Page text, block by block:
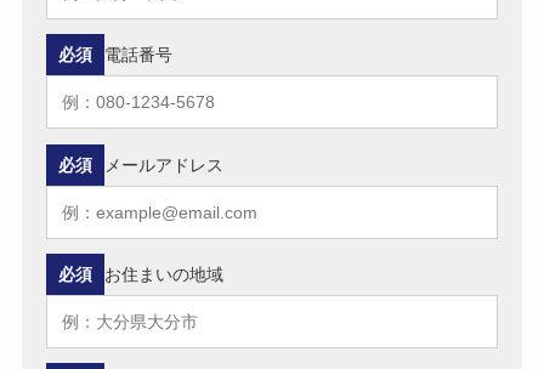
電話番号
必須
メールアドレス
必須
お住まいの地域
必須